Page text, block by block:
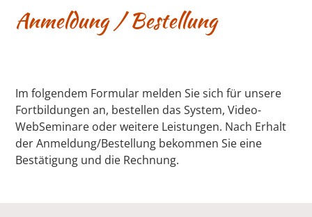
Anmeldung / Bestellung
Im folgendem Formular melden Sie sich für unsere
Fortbildungen an, bestellen das System, Video-
WebSeminare oder weitere Leistungen. Nach Erhalt
der Anmeldung/Bestellung bekommen Sie eine
Bestätigung und die Rechnung.